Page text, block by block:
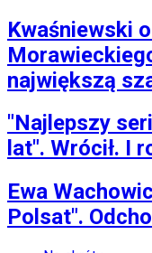
Kwaśniewski
największą
"Najlepszy
lat". Wrócił. I
Ewa
Polsat".